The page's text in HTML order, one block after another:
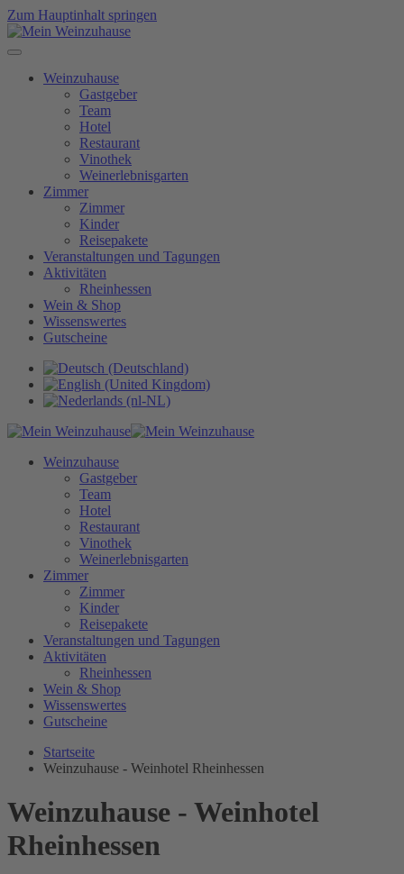
Zum Hauptinhalt springen
Weinzuhause
Gastgeber
Team
Hotel
Restaurant
Vinothek
Weinerlebnisgarten
Zimmer
Zimmer
Kinder
Reisepakete
Veranstaltungen und Tagungen
Aktivitäten
Rheinhessen
Wein & Shop
Wissenswertes
Gutscheine
Weinzuhause
Gastgeber
Team
Hotel
Restaurant
Vinothek
Weinerlebnisgarten
Zimmer
Zimmer
Kinder
Reisepakete
Veranstaltungen und Tagungen
Aktivitäten
Rheinhessen
Wein & Shop
Wissenswertes
Gutscheine
Startseite
Weinzuhause - Weinhotel Rheinhessen
Weinzuhause - Weinhotel
Rheinhessen